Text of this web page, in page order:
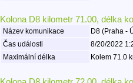
Kolona D8 kilometr 71.00, délka
Název komunikace
D8 (Praha -
Čas události
8/20/2022
Maximální délka
Kolem 71.0